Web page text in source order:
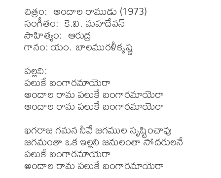
చిత్రం:  అందాల రాముడు (1973)
సంగీతం:  కె.వి. మహదేవన్
సాహిత్యం:  ఆరుద్ర
గానం: యం. బాలమురళీకృష్ణ
పల్లవి:
పలుకే బంగారమాయెరా
అందాల రామ పలుకే బంగారమాయెరా
అందాల రామ పలుకే బంగారమాయెరా
ఖగరాజ గమన నీవే జగముల సృష్టించావు
జగమంతా ఒక ఇల్లని జనులంతా సోదరులనే
పలుకే బంగారమాయెరా
అందాల రామ పలుకే బంగారమాయెరా